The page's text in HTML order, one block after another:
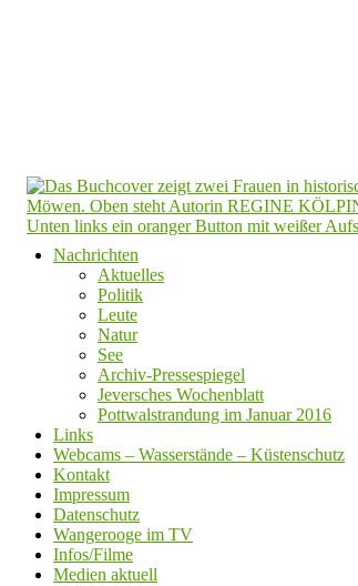
Nachrichten
Aktuelles
Politik
Leute
Natur
See
Archiv-Pressespiegel
Jeversches Wochenblatt
Pottwalstrandung im Januar 2016
Links
Webcams – Wasserstände – Küstenschutz
Kontakt
Impressum
Datenschutz
Wangerooge im TV
Infos/Filme
Medien aktuell